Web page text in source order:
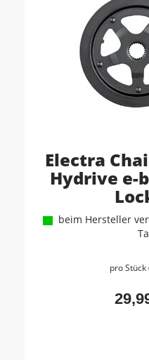
Electra
Hydrive e-
beim Hersteller
pro Stück